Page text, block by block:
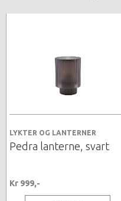
LYKTER OG LANTERNER
Pedra lanterne, svart
Kr 999,-